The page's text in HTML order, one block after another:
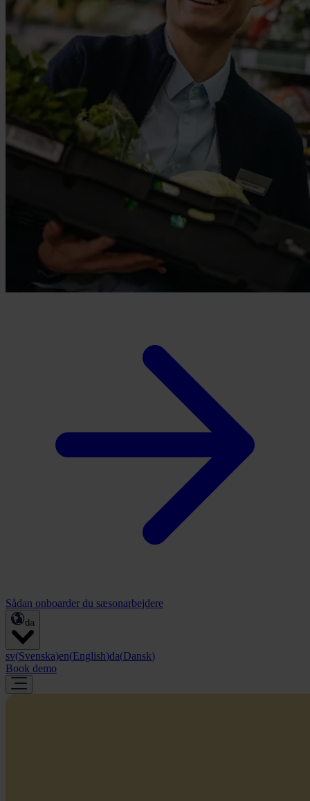
Sådan onboarder du sæsonarbejdere
da
sv(Svenska)en(English)da(Dansk)
Book demo